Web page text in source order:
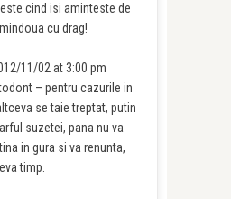
cind isi aminteste de
cu drag!
11/02 at 3:00 pm
– pentru cazurile in
se taie treptat, putin
suzetei, pana nu va
in gura si va renunta,
timp.